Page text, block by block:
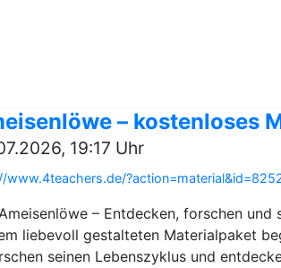
– kostenloses
19:17 Uhr
www.4teachers.de/
– Entdecken, forschen
liebevoll gestalteten Materialpaket
seinen Lebenszyklus und